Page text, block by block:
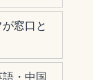
窓口と
・中国